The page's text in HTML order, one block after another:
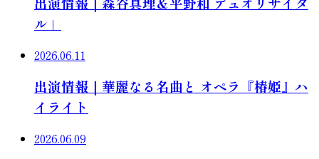
ル」
2026.06.11
出演情報｜華麗なる名曲と オペラ『椿姫』ハ
イライト
2026.06.09